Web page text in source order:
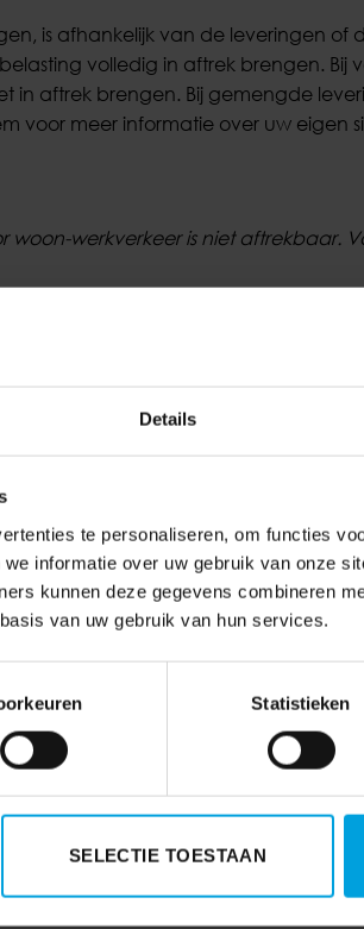
Details
te personaliseren, om functies
informatie over uw gebruik van onze
kunnen deze gegevens combineren
van uw gebruik van hun services.
Statistieken
SELECTIE TOESTAAN
is afhankelijk van de leveringen of
volledig in aftrek brengen. Bij
in aftrek brengen. Bij gemengde
voor meer informatie over uw eigen
werkverkeer is niet aftrekbaar.